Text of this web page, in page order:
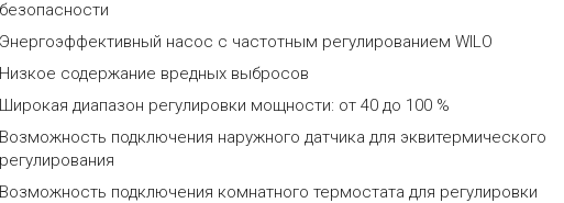
безопасности
Энергоэффективный насос с частотным регулированием WILO
Низкое содержание вредных выбросов
Широкая диапазон регулировки мощности: от 40 до 100 %
Возможность подключения наружного датчика для эквитермического
регулирования
Возможность подключения комнатного термостата для регулировки